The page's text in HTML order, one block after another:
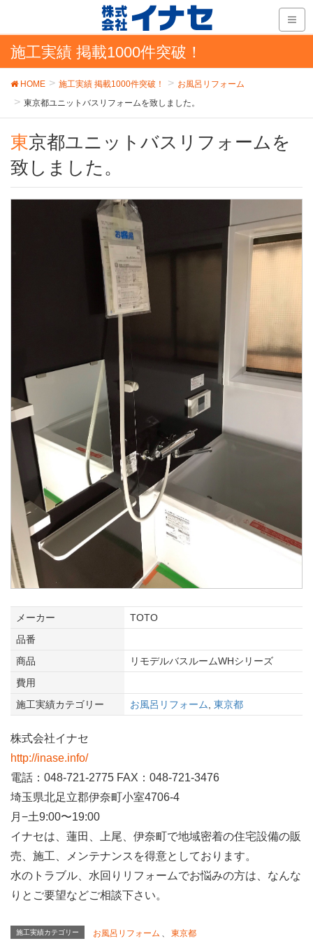
施工実績 掲載1000件突破！
HOME 施工実績 掲載1000件突破！
お風呂リフォーム
東京都ユニットバスリフォームを致しました。
東京都ユニットバスリフォームを
致しました。
メーカー
TOTO
品番
商品
リモデルバスルームWHシリーズ
費用
施工実績カテゴリー
お風呂リフォーム 東京都
株式会社イナセ
http://inase.info/
電話：048-721-2775 FAX：048-721-3476
埼玉県北足立郡伊奈町小室4706-4
月−土9:00〜19:00
イナセは、蓮田、上尾、伊奈町で地域密着の住宅設備の販
売、施工、メンテナンスを得意としております。
水のトラブル、水回りリフォームでお悩みの方は、なんな
りとご要望などご相談下さい。
施工実績カテゴリー お風呂リフォーム 、 東京都